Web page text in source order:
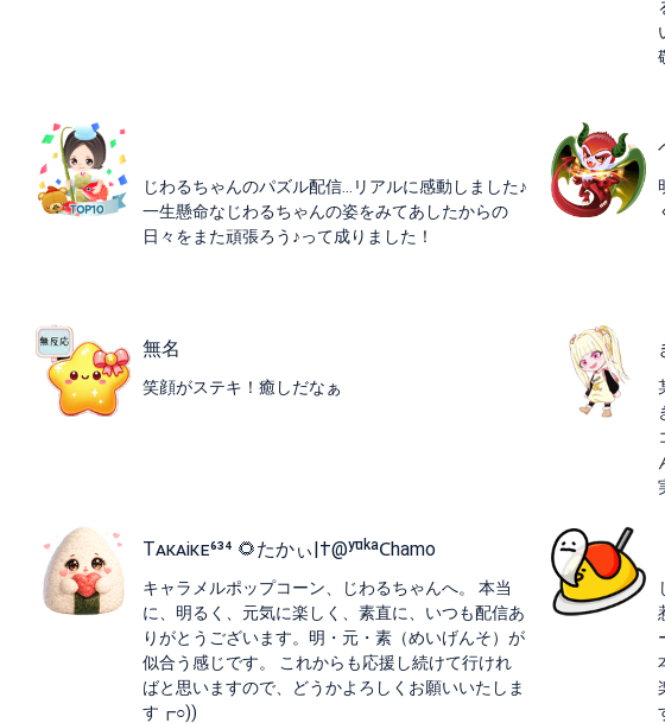
じわるちゃんのパズル配信…リアルに感動しました♪
一生懸命なじわるちゃんの姿をみてあしたからの
日々をまた頑張ろう♪って成りました！
無名
笑顔がステキ！癒しだなぁ
Tᴀᴋᴀiᴋᴇ⁶³⁴ 🌻たかぃ|†@ʸᵘ̄ᵏᵃ𐊢hamo
キャラメルポップコーン、じわるちゃんへ。 本当
に、明るく、元気に楽しく、素直に、いつも配信あ
りがとうございます。明・元・素（めいげんそ）が
似合う感じです。 これからも応援し続けて行けれ
ばと思いますので、どうかよろしくお願いいたしま
す┏○))